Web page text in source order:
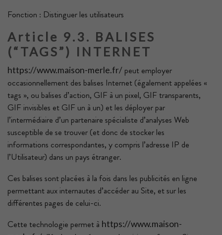
Fonction : Distinguer les utilisateurs
Article 9.3. BALISES
(“TAGS”) INTERNET
https://www.maison-merle.fr/ peut employer
occasionnellement des balises Internet (également appelées «
tags », ou balises d’action, GIF à un pixel, GIF transparents,
GIF invisibles et GIF un à un) et les déployer par
l’intermédiaire d’un partenaire spécialiste d’analyses Web
susceptible de se trouver (et donc de stocker les
informations correspondantes, y compris l’adresse IP de
l’Utilisateur) dans un pays étranger.
Ces balises sont placées à la fois dans les publicités en ligne
permettant aux internautes d’accéder au Site, et sur les
différentes pages de celui-ci.
Cette technologie permet à https://www.maison-